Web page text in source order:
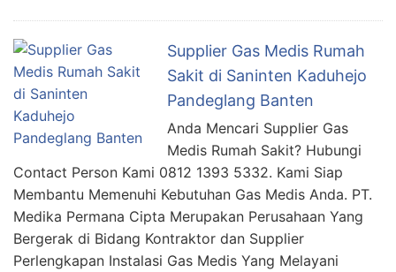
Supplier Gas Medis Rumah
Sakit di Saninten Kaduhejo
Pandeglang Banten
Anda Mencari Supplier Gas
Medis Rumah Sakit? Hubungi
Contact Person Kami 0812 1393 5332. Kami Siap
Membantu Memenuhi Kebutuhan Gas Medis Anda. PT.
Medika Permana Cipta Merupakan Perusahaan Yang
Bergerak di Bidang Kontraktor dan Supplier
Perlengkapan Instalasi Gas Medis Yang Melayani